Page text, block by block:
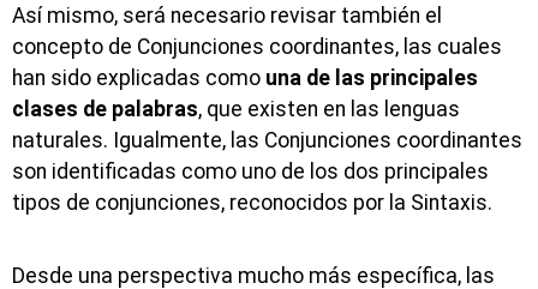
Así mismo, será necesario revisar también el
concepto de Conjunciones coordinantes, las cuales
han sido explicadas como una de las principales
clases de palabras, que existen en las lenguas
naturales. Igualmente, las Conjunciones coordinantes
son identificadas como uno de los dos principales
tipos de conjunciones, reconocidos por la Sintaxis.
Desde una perspectiva mucho más específica, las